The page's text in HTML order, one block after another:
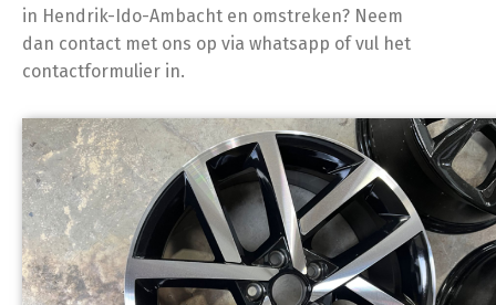
in Hendrik-Ido-Ambacht en omstreken? Neem
dan contact met ons op via whatsapp of vul het
contactformulier in.